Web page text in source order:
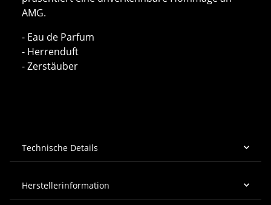
AMG.
- Eau de Parfum
- Herrenduft
- Zerstäuber
Technische Details
Herstellerinformation